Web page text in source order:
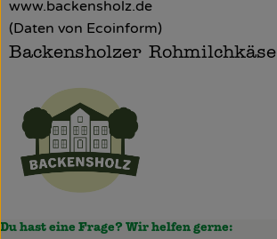
www.backensholz.de
(Daten von Ecoinform)
Backensholzer Rohmilchkäse
Du hast eine Frage? Wir helfen gerne: